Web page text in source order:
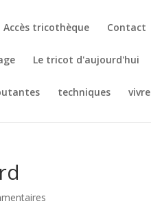
Accès tricothèque Contact
Le tricot d'aujourd'hui
techniques